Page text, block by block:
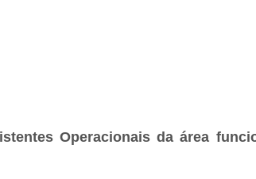
Operacionais da área